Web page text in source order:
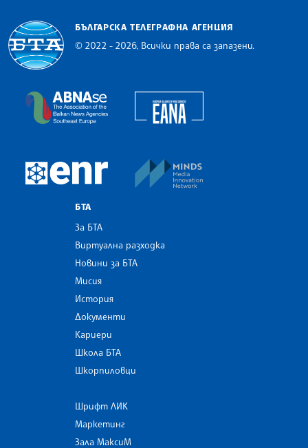
БЪЛГАРСКА ТЕЛЕГРАФНА АГЕНЦИЯ
© 2022 - 2026, Всички права са запазени.
The Assocoation of the Balkan News Agencies
European Newsroom
БТА
За БТА
Виртуална разходка
Новини за БТА
Мисия
История
Документи
Кариери
Школа БТА
Шкорпиловци
Шрифт ЛИК
Маркетинг
Зала МаксиМ